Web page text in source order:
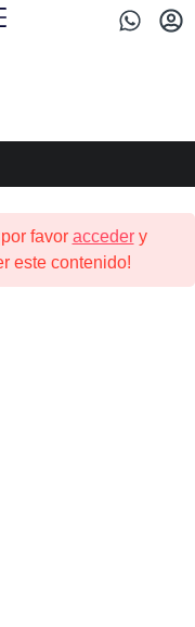
favor accedery
este contenido!